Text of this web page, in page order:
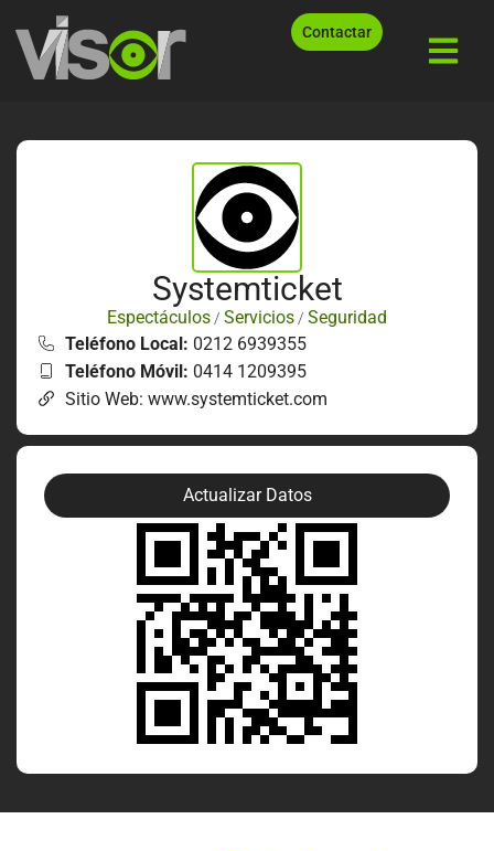
Contactar
Systemticket
Espectáculos / Servicios / Seguridad
Teléfono Local: 0212 6939355
Teléfono Móvil: 0414 1209395
Sitio Web: www.systemticket.com
Actualizar Datos